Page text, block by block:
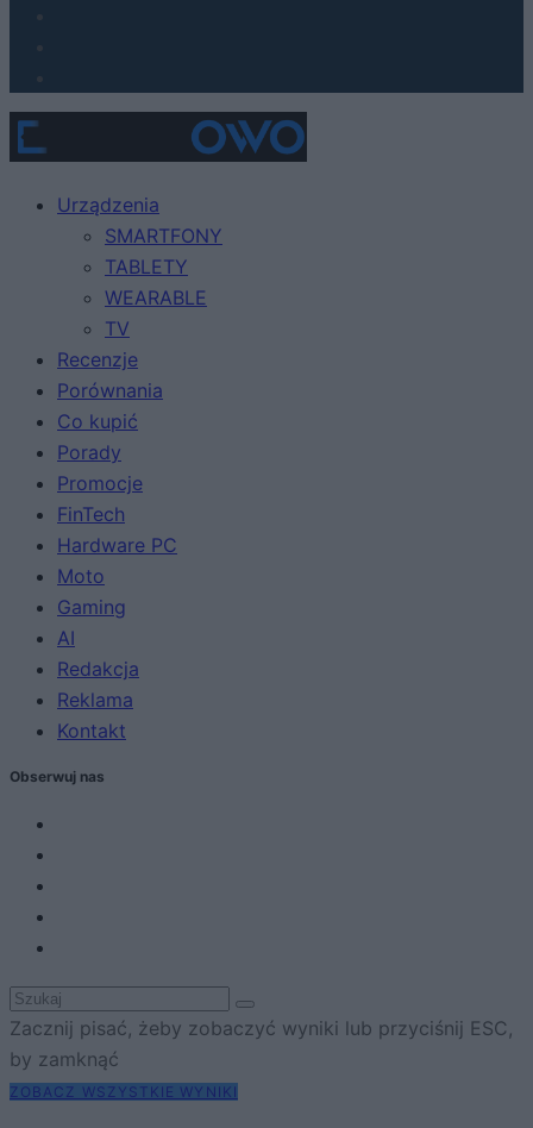
Urządzenia
SMARTFONY
TABLETY
WEARABLE
TV
Recenzje
Porównania
Co kupić
Porady
Promocje
FinTech
Hardware PC
Moto
Gaming
AI
Redakcja
Reklama
Kontakt
Obserwuj nas
Zacznij pisać, żeby zobaczyć wyniki lub przyciśnij ESC,
by zamknąć
ZOBACZ WSZYSTKIE WYNIKI